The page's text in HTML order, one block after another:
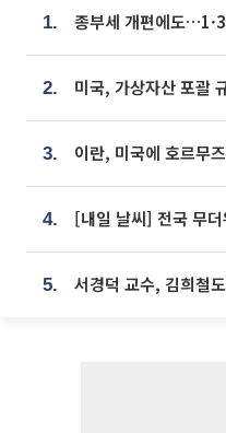
1.
2.
3.
4.
5.